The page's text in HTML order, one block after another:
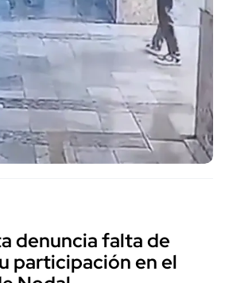
denuncia falta de
participación en el